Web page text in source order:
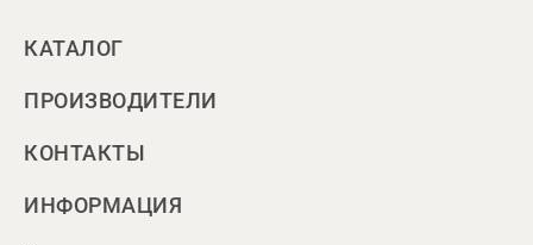
КАТАЛОГ
ПРОИЗВОДИТЕЛИ
КОНТАКТЫ
ИНФОРМАЦИЯ